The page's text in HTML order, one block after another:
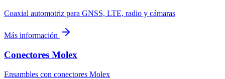
Coaxial automotriz para GNSS, LTE, radio y cámaras
Más información
Conectores Molex
Ensambles con conectores Molex